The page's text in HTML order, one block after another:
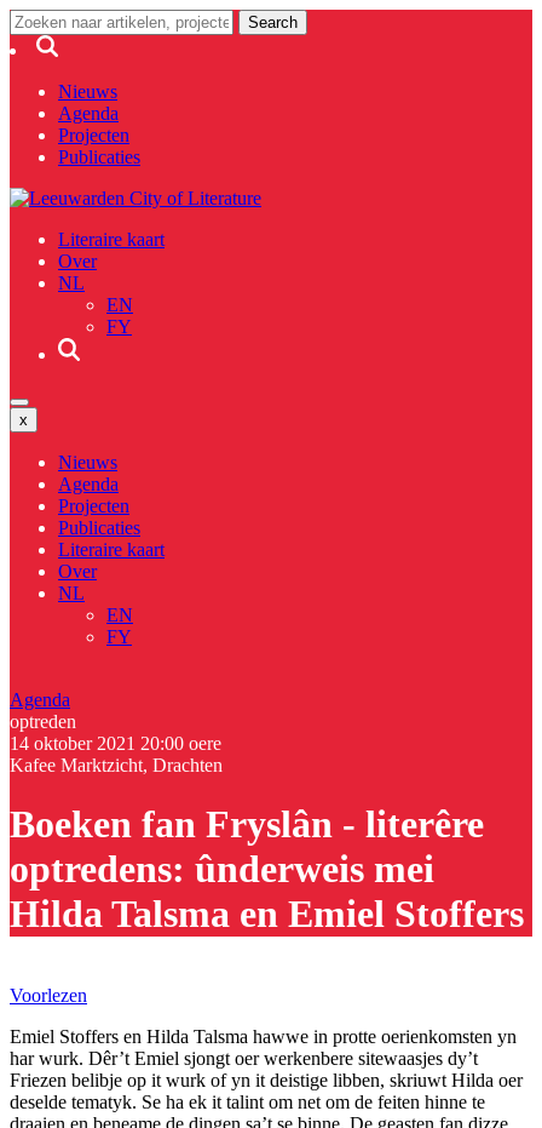
Nieuws
Agenda
Projecten
Publicaties
Literaire kaart
Over
NL
EN
FY
x
Nieuws
Agenda
Projecten
Publicaties
Literaire kaart
Over
NL
EN
FY
Agenda
optreden
14 oktober 2021 20:00 oere
Kafee Marktzicht, Drachten
Boeken fan Fryslân - literêre
optredens: ûnderweis mei
Hilda Talsma en Emiel Stoffers
Voorlezen
Emiel Stoffers en Hilda Talsma hawwe in protte oerienkomsten yn
har wurk. Dêr’t Emiel sjongt oer werkenbere sitewaasjes dy’t
Friezen belibje op it wurk of yn it deistige libben, skriuwt Hilda oer
deselde tematyk. Se ha ek it talint om net om de feiten hinne te
draaien en beneame de dingen sa’t se binne. De geasten fan dizze